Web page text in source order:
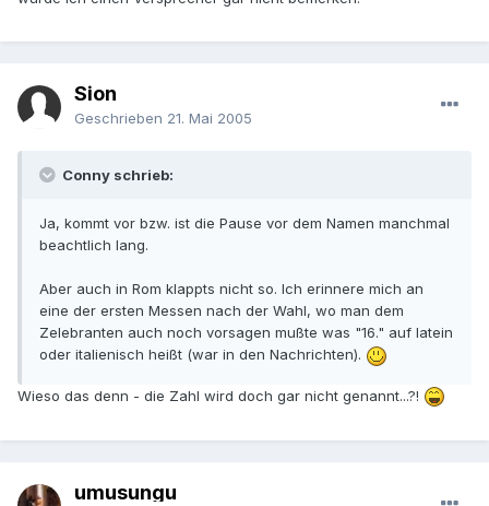
Sion
Geschrieben 21. Mai 2005
Conny schrieb:
Ja, kommt vor bzw. ist die Pause vor dem Namen manchmal
beachtlich lang.
Aber auch in Rom klappts nicht so. Ich erinnere mich an
eine der ersten Messen nach der Wahl, wo man dem
Zelebranten auch noch vorsagen mußte was "16." auf latein
oder italienisch heißt (war in den Nachrichten).
Wieso das denn - die Zahl wird doch gar nicht genannt...?!
umusungu